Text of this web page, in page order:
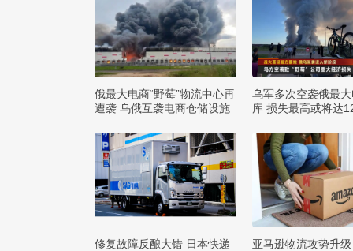
俄最大电商“野莓”物流中心再
遭袭 乌俄互袭电商仓储设施
乌军多次空袭俄最
库 损失最高或将达
修复故障反酿大错 日本快递
亚马逊物流攻势升